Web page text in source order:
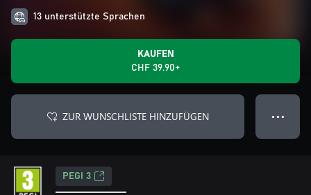
13 unterstützte Sprachen
KAUFEN
CHF 39.90+
ZUR WUNSCHLISTE HINZUFÜGEN ● ● ●
PEGI 3